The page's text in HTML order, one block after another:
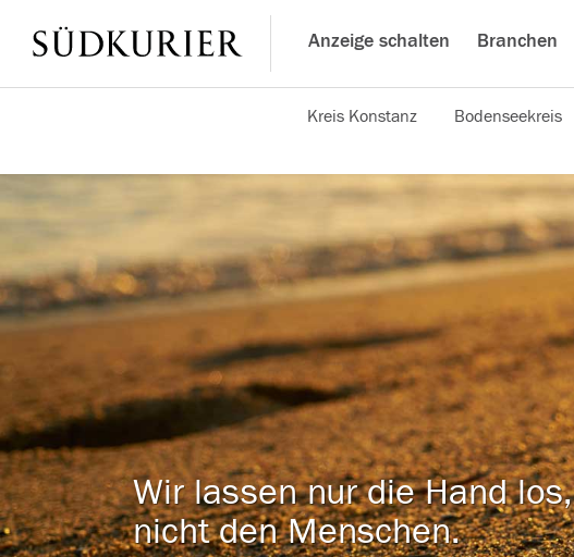
Anzeige schalten Branchen
Kreis Konstanz Bodenseekreis
Wir lassen nur die Hand los,
nicht den Menschen.